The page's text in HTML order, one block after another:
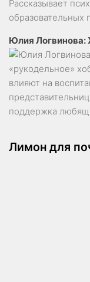
Рассказывает
Юлия Логвинова:
«рукодельное»
влияют на
поддержка
Лимон для